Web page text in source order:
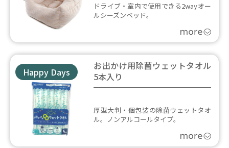
ドライブ・室内で使用できる2wayオー
ルシーズンベッド。
Happy Days
お出かけ用除菌ウェットタオル
5本入り
厚型大判・個包装の除菌ウェットタオ
ル。ノンアルコールタイプ。